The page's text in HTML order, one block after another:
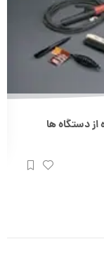
دستگاه ها